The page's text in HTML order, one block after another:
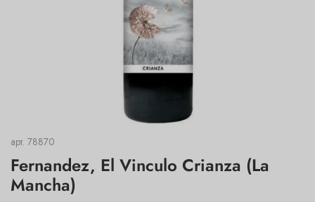
арт. 78870
Fernandez, El Vinculo Crianza (La
Mancha)